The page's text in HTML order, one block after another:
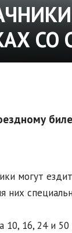
СО
могут
них
10, 16, 24 и